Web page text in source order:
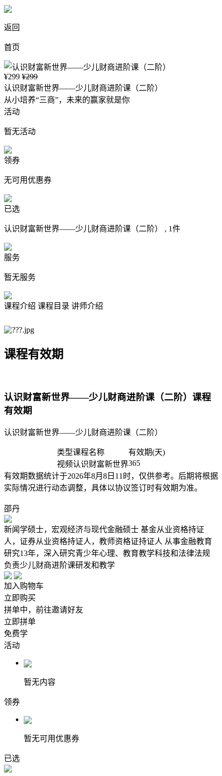
返回
首页
¥299 ¥299
认识财富新世界——少儿财商进阶课（二阶）
从小培养“三商”，未来的赢家就是你
活动
暂无活动
领券
无可用优惠券
已选
认识财富新世界——少儿财商进阶课（二阶） , 1件
服务
暂无服务
课程介绍 课程目录 讲师介绍
课程有效期
认识财富新世界——少儿财商进阶课（二阶）课程
有效期
认识财富新世界——少儿财商进阶课（二阶）
类型课程名称
有效期(天)
视频认识财富新世界365
有效期数据统计于2026年8月8日11时，仅供参考。后期将根据
实际情况进行动态调整，具体以协议签订时有效期为准。
邵丹
新闻学硕士，宏观经济与现代金融硕士 基金从业资格持证
人，证券从业资格持证人，教师资格证持证人 从事金融教育
研究13年，深入研究青少年心理、教育教学科技和法律法规
负责少儿财商进阶课研发和教学
加入购物车
立即购买
拼单中，前往邀请好友
立即拼单
免费学
活动
暂无内容
领券
暂无可用优惠券
已选